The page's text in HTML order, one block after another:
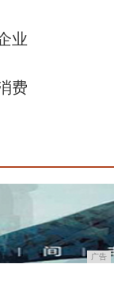
业
费
广告